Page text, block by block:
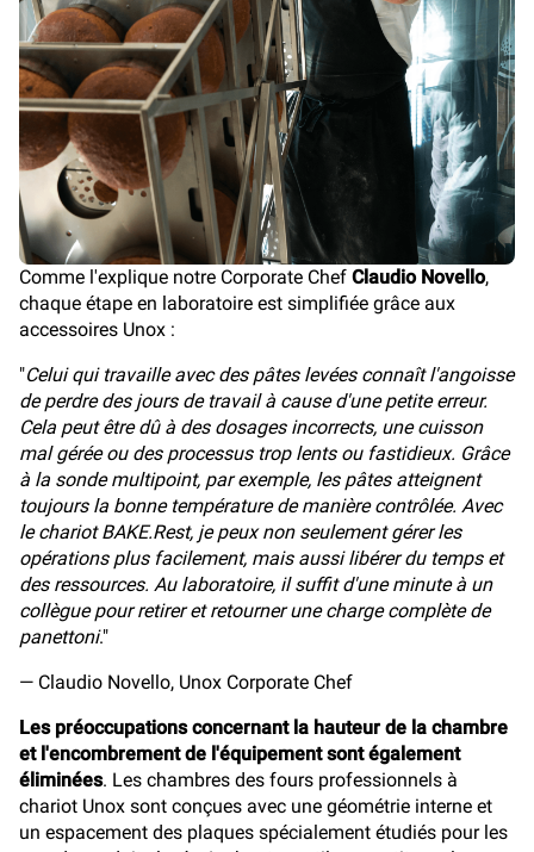
Comme l'explique notre Corporate Chef Claudio Novello,
chaque étape en laboratoire est simplifiée grâce aux
accessoires Unox :
"Celui qui travaille avec des pâtes levées connaît l'angoisse
de perdre des jours de travail à cause d'une petite erreur.
Cela peut être dû à des dosages incorrects, une cuisson
mal gérée ou des processus trop lents ou fastidieux. Grâce
à la sonde multipoint, par exemple, les pâtes atteignent
toujours la bonne température de manière contrôlée. Avec
le chariot BAKE.Rest, je peux non seulement gérer les
opérations plus facilement, mais aussi libérer du temps et
des ressources. Au laboratoire, il suffit d'une minute à un
collègue pour retirer et retourner une charge complète de
panettoni."
— Claudio Novello, Unox Corporate Chef
Les préoccupations concernant la hauteur de la chambre
et l'encombrement de l'équipement sont également
éliminées. Les chambres des fours professionnels à
chariot Unox sont conçues avec une géométrie interne et
un espacement des plaques spécialement étudiés pour les